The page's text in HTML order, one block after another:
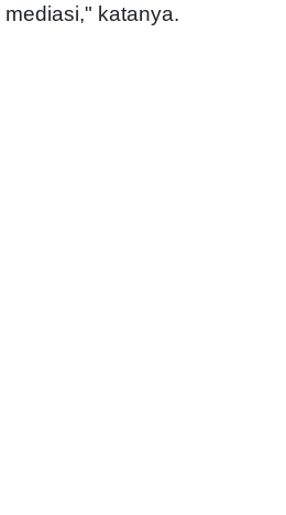
katanya.